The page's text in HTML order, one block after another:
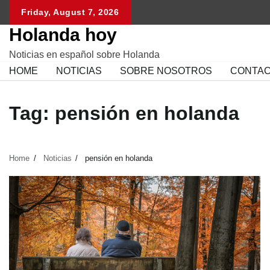
content
Friday, August 7, 2026
Holanda hoy
Noticias en español sobre Holanda
HOME
NOTICIAS SOBRE NOSOTROS
Tag: pensión en holanda
Home Noticias pensión en holanda